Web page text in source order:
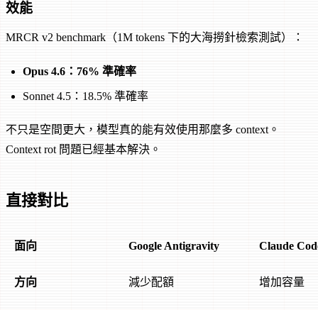
效能
MRCR v2 benchmark（1M tokens 下的大海撈針檢索測試）：
Opus 4.6：76% 準確率
Sonnet 4.5：18.5% 準確率
不只是空間更大，模型真的能有效使用那麼多 context。
Context rot 問題已經基本解決。
直接對比
面向 Google Antigravity Claude
方向 減少配額 增加容量